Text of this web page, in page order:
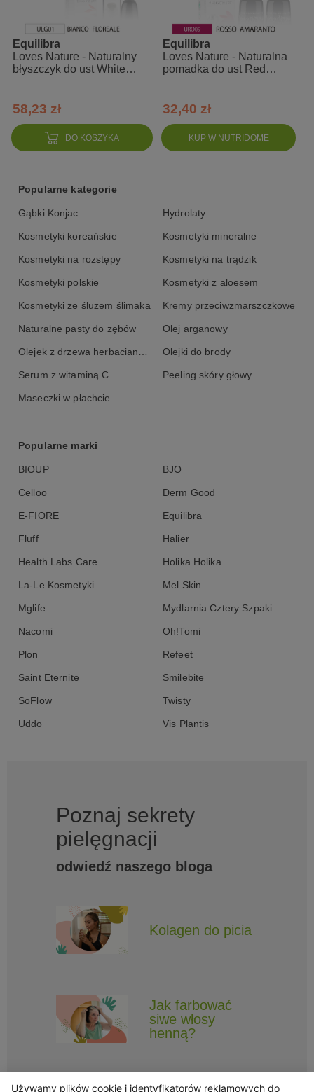
DO KOSZYKA
Equilibra
Loves Nature - Naturalny
błyszczyk do ust White
58,23 zł
KUP W NUTRIDOME
Equilibra
Loves Nature - Naturalna
pomadka do ust Red
32,40 zł
Popularne kategorie
Gąbki Konjac Hydrolaty
Kosmetyki koreańskie Kosmetyki mineralne
Kosmetyki na rozstępy Kosmetyki na trądzik
Kosmetyki polskie Kosmetyki z aloesem
Kosmetyki ze śluzem ślimaka Kremy przeciwzmarszczkowe
Naturalne pasty do zębów Olej arganowy
Olejek z drzewa herbacianego Olejki do brody
Serum z witaminą C Peeling skóry głowy
Maseczki w płachcie
Popularne marki
BIOUP BJO
Celloo Derm Good
E-FIORE Equilibra
Fluff Halier
Health Labs Care Holika Holika
La-Le Kosmetyki Mel Skin
Mglife Mydlarnia Cztery Szpaki
Nacomi Oh!Tomi
Plon Refeet
Saint Eternite Smilebite
SoFlow Twisty
Uddo Vis Plantis
Poznaj sekrety
pielęgnacji
odwiedź naszego bloga
Kolagen do picia
Jak farbować
siwe włosy
henną?
Używamy plików cookie i identyfikatorów reklamowych do